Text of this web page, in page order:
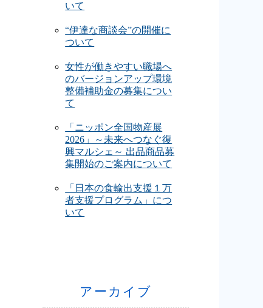
いて
“伊達な商談会”の開催に
ついて
女性が働きやすい職場へ
のバージョンアップ環境
整備補助金の募集につい
て
「ニッポン全国物産展
2026」～未来へつなぐ復
興マルシェ～ 出品商品募
集開始のご案内について
「日本の食輸出支援１万
者支援プログラム」につ
いて
アーカイブ